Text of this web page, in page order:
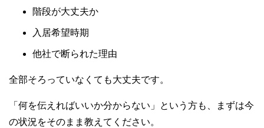
階段が大丈夫か
入居希望時期
他社で断られた理由
全部そろっていなくても大丈夫です。
「何を伝えればいいか分からない」という方も、まずは今
の状況をそのまま教えてください。